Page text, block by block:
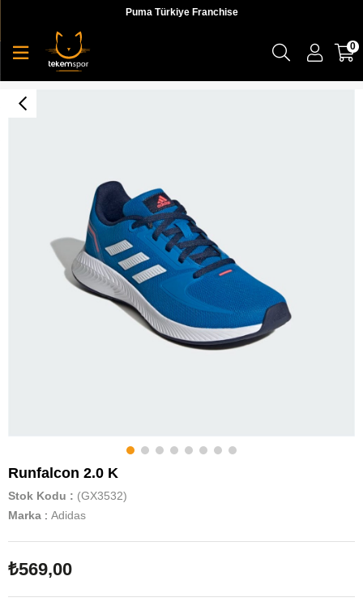
Puma Türkiye Franchise
0
Runfalcon 2.0 K
Stok Kodu
(GX3532)
Marka : Adidas
₺569,00